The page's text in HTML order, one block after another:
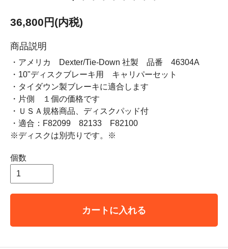
36,800円(内税)
商品説明
・アメリカ Dexter/Tie-Down 社製 品番 46304A
・10"ディスクブレーキ用 キャリパーセット
・タイダウン製ブレーキに適合します
・片側 １個の価格です
・ＵＳＡ規格商品、ディスクパッド付
・適合：F82099 82133 F82100
※ディスクは別売りです。※
個数
カートに入れる